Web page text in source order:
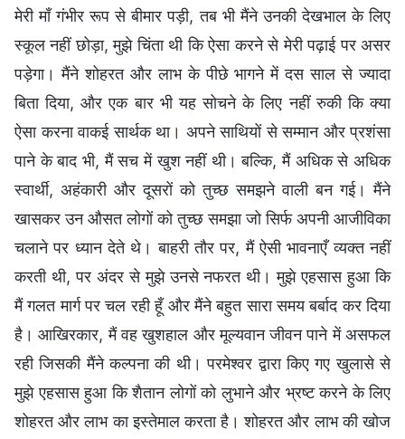
मेरी माँ गंभीर रूप से बीमार पड़ी, तब भी मैंने उनकी देखभाल के लिए
स्कूल नहीं छोड़ा, मुझे चिंता थी कि ऐसा करने से मेरी पढ़ाई पर असर
पड़ेगा। मैंने शोहरत और लाभ के पीछे भागने में दस साल से ज्यादा
बिता दिया, और एक बार भी यह सोचने के लिए नहीं रुकी कि क्या
ऐसा करना वाकई सार्थक था। अपने साथियों से सम्मान और प्रशंसा
पाने के बाद भी, मैं सच में खुश नहीं थी। बल्कि, मैं अधिक से अधिक
स्वार्थी, अहंकारी और दूसरों को तुच्छ समझने वाली बन गई। मैंने
खासकर उन औसत लोगों को तुच्छ समझा जो सिर्फ अपनी आजीविका
चलाने पर ध्यान देते थे। बाहरी तौर पर, मैं ऐसी भावनाएँ व्यक्त नहीं
करती थी, पर अंदर से मुझे उनसे नफरत थी। मुझे एहसास हुआ कि
मैं गलत मार्ग पर चल रही हूँ और मैंने बहुत सारा समय बर्बाद कर दिया
है। आखिरकार, मैं वह खुशहाल और मूल्यवान जीवन पाने में असफल
रही जिसकी मैंने कल्पना की थी। परमेश्वर द्वारा किए गए खुलासे से
मुझे एहसास हुआ कि शैतान लोगों को लुभाने और भ्रष्ट करने के लिए
शोहरत और लाभ का इस्तेमाल करता है। शोहरत और लाभ की खोज